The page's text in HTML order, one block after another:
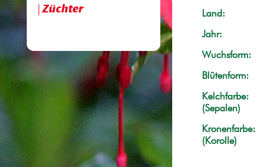
Züchter
Land:
Jahr:
Wuchsform:
Blütenform:
Kelchfarbe:
(Sepalen)
Kronenfarbe:
(Korolle)